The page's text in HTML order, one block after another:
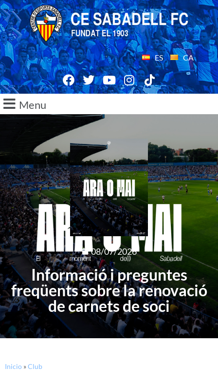
ES CA
Menu
08/07/2026
Informació i preguntes
freqüents sobre la renovació
de carnets de soci
Inicio »Club